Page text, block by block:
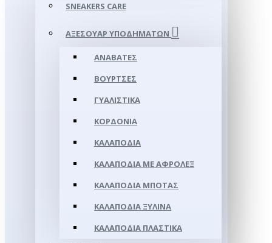
SNEAKERS CARE
ΑΞΕΣΟΥΑΡ ΥΠΟΔΗΜΆΤΩΝ
ΑΝΑΒΆΤΕΣ
ΒΟΎΡΤΣΕΣ
ΓΥΑΛΙΣΤΙΚΆ
ΚΟΡΔΌΝΙΑ
ΚΑΛΑΠΌΔΙΑ
ΚΑΛΑΠΌΔΙΑ ΜΕ ΑΦΡΟΛΕΞ
ΚΑΛΑΠΌΔΙΑ ΜΠΌΤΑΣ
ΚΑΛΑΠΌΔΙΑ ΞΎΛΙΝΑ
ΚΑΛΑΠΌΔΙΑ ΠΛΑΣΤΙΚΆ